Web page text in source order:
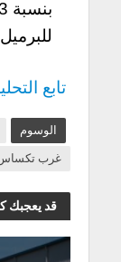
تابع
الوسوم
غرب
قد يعجبك